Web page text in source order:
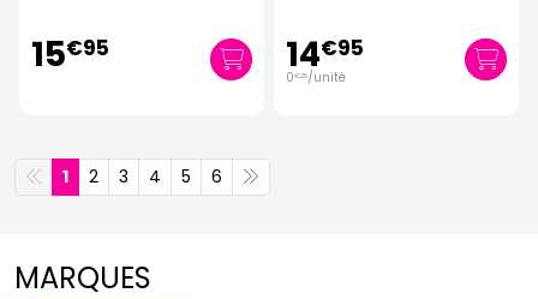
15€95 14€95
0€25/unité
1 2 3 4 5 6
MARQUES